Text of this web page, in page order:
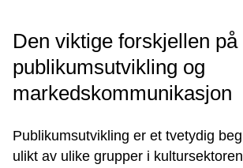
Den viktige forskjellen på
publikumsutvikling og
markedskommunikasjon
Publikumsutvikling er et tvetydig
ulikt av ulike grupper i